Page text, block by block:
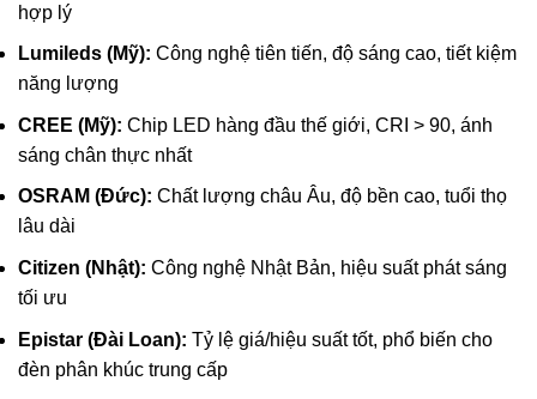
hợp lý
Lumileds (Mỹ): Công nghệ tiên tiến, độ sáng cao, tiết kiệm
năng lượng
CREE (Mỹ): Chip LED hàng đầu thế giới, CRI > 90, ánh
sáng chân thực nhất
OSRAM (Đức): Chất lượng châu Âu, độ bền cao, tuổi thọ
lâu dài
Citizen (Nhật): Công nghệ Nhật Bản, hiệu suất phát sáng
tối ưu
Epistar (Đài Loan): Tỷ lệ giá/hiệu suất tốt, phổ biến cho
đèn phân khúc trung cấp